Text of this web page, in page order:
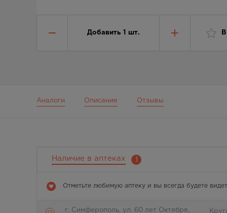
Добавить 1 шт.
Аналоги Описание Отзывы
Наличие в аптеках 1
Отметьте любимую аптеку и вы всегда будете
г. Симферополь, ул. 60 лет Октября,